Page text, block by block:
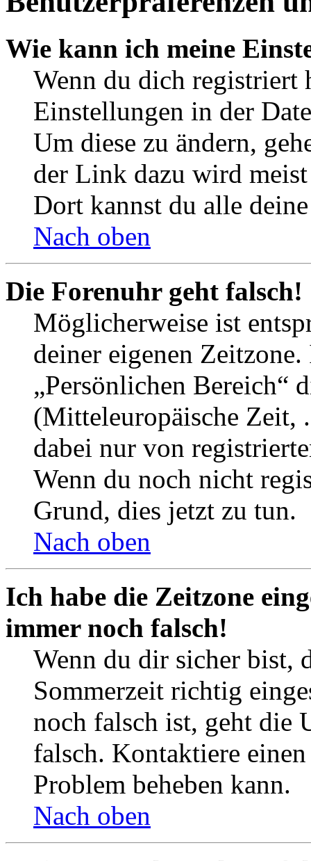
Wie kann ich meine
Wenn du dich registriert
Einstellungen in der
Um diese zu ändern,
der Link dazu wird
Dort kannst du alle
Nach oben
Die Forenuhr geht falsch!
Möglicherweise ist
deiner eigenen
„Persönlichen Bereich“
(Mitteleuropäische Zeit,
dabei nur von
Wenn du noch nicht
Grund, dies jetzt zu tun.
Nach oben
Ich habe die Zeitzone
immer noch falsch!
Wenn du dir sicher bist,
Sommerzeit richtig
noch falsch ist, geht die
falsch. Kontaktiere
Problem beheben kann.
Nach oben